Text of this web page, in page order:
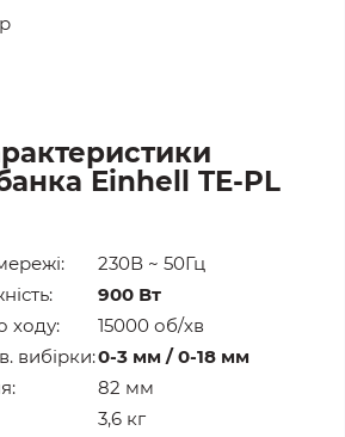
Einhell TE-PL
230В ~ 50Гц
900 Вт
ходу:
15000 об/хв
вибірки:0-3 мм / 0-18 мм
82 мм
3,6 кг